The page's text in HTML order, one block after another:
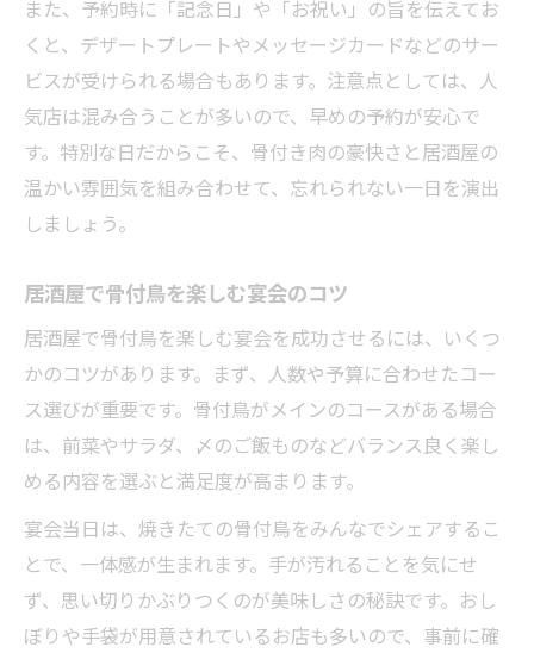
また、予約時に「記念日」や「お祝い」の旨を伝えてお
くと、デザートプレートやメッセージカードなどのサー
ビスが受けられる場合もあります。注意点としては、人
気店は混み合うことが多いので、早めの予約が安心で
す。特別な日だからこそ、骨付き肉の豪快さと居酒屋の
温かい雰囲気を組み合わせて、忘れられない一日を演出
しましょう。
居酒屋で骨付鳥を楽しむ宴会のコツ
居酒屋で骨付鳥を楽しむ宴会を成功させるには、いくつ
かのコツがあります。まず、人数や予算に合わせたコー
ス選びが重要です。骨付鳥がメインのコースがある場合
は、前菜やサラダ、〆のご飯ものなどバランス良く楽し
める内容を選ぶと満足度が高まります。
宴会当日は、焼きたての骨付鳥をみんなでシェアするこ
とで、一体感が生まれます。手が汚れることを気にせ
ず、思い切りかぶりつくのが美味しさの秘訣です。おし
ぼりや手袋が用意されているお店も多いので、事前に確